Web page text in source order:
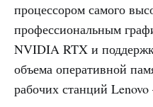
процессором самого
профессиональным
NVIDIA RTX и
объема оперативной
рабочих станций